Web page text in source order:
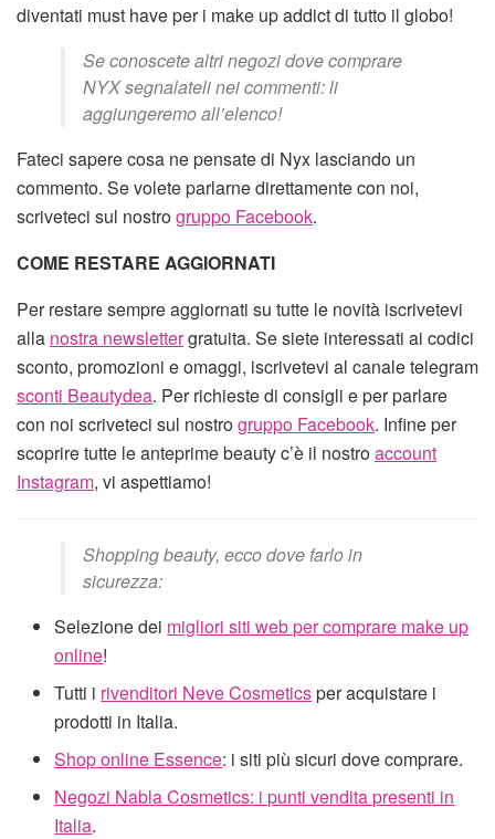
diventati must have per i make up addict di tutto il globo!
Se conoscete altri negozi dove comprare
NYX segnalateli nei commenti: li
aggiungeremo all’elenco!
Fateci sapere cosa ne pensate di Nyx lasciando un
commento. Se volete parlarne direttamente con noi,
scriveteci sul nostrogruppo Facebook.
COME RESTARE AGGIORNATI
Per restare sempre aggiornati su tutte le novità iscrivetevi
alla nostra newslettergratuita. Se siete interessati ai codici
sconto, promozioni e omaggi, iscrivetevi al canale telegram
sconti Beautydea. Per richieste di consigli e per parlare
con noi scriveteci sul nostrogruppo Facebook. Infine per
scoprire tutte le anteprime beauty c’è il nostroaccount
Instagram, vi aspettiamo!
Shopping beauty, ecco dove farlo in
sicurezza:
Selezione dei migliori siti web per comprare make up
online!
Tutti i rivenditori Neve Cosmeticsper acquistare i
prodotti in Italia.
Shop online Essence: i siti più sicuri dove comprare.
Negozi Nabla Cosmetics: i punti vendita presenti in
Italia.